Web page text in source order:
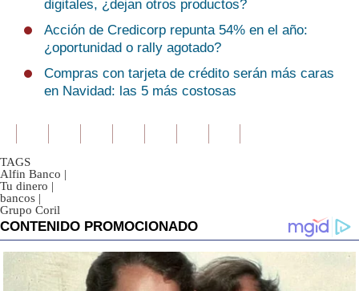
digitales, ¿dejan otros productos?
Acción de Credicorp repunta 54% en el año:
¿oportunidad o rally agotado?
Compras con tarjeta de crédito serán más caras
en Navidad: las 5 más costosas
TAGS
Alfin Banco |
Tu dinero |
bancos |
Grupo Coril